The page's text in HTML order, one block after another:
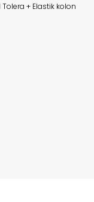
+ Elastik kolon